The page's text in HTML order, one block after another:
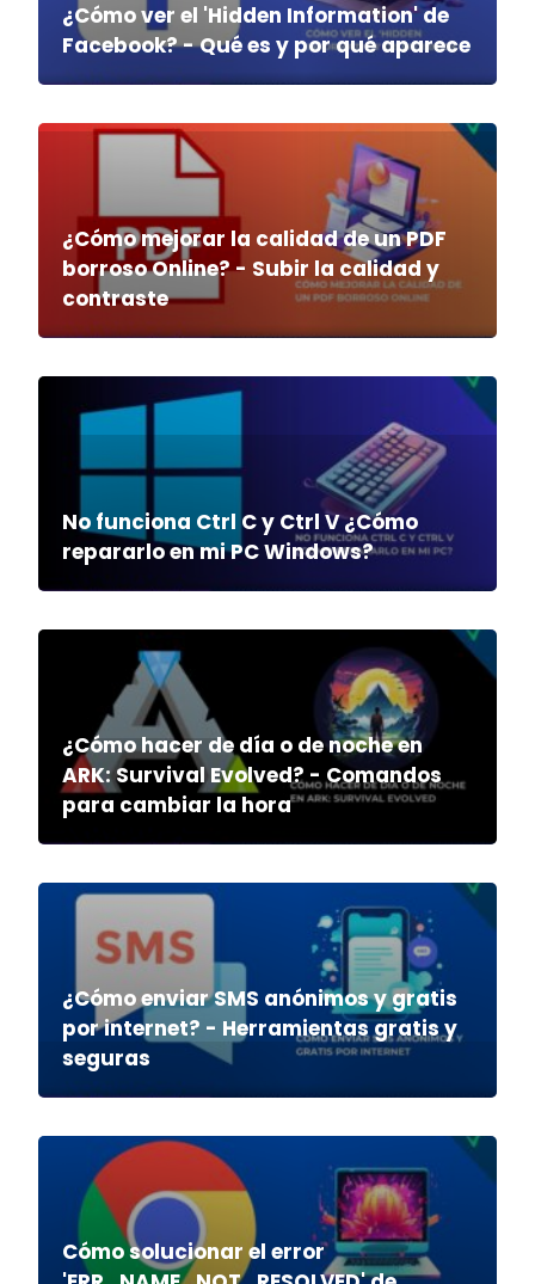
¿Cómo ver el 'Hidden Information' de
Facebook? - Qué es y por qué aparece
¿Cómo mejorar la calidad de un PDF
borroso Online? - Subir la calidad y
contraste
No funciona Ctrl C y Ctrl V ¿Cómo
repararlo en mi PC Windows?
¿Cómo hacer de día o de noche en
ARK: Survival Evolved? - Comandos
para cambiar la hora
¿Cómo enviar SMS anónimos y gratis
por internet? - Herramientas gratis y
seguras
Cómo solucionar el error